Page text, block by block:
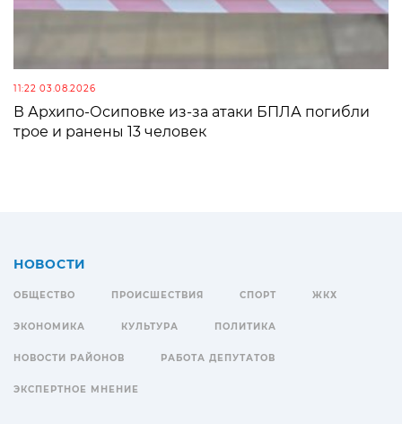
11:22 03.08.2026
В Архипо-Осиповке из-за атаки БПЛА погибли
трое и ранены 13 человек
НОВОСТИ
ОБЩЕСТВО ПРОИСШЕСТВИЯ СПОРТ ЖКХ
ЭКОНОМИКА КУЛЬТУРА ПОЛИТИКА
НОВОСТИ РАЙОНОВ РАБОТА ДЕПУТАТОВ
ЭКСПЕРТНОЕ МНЕНИЕ